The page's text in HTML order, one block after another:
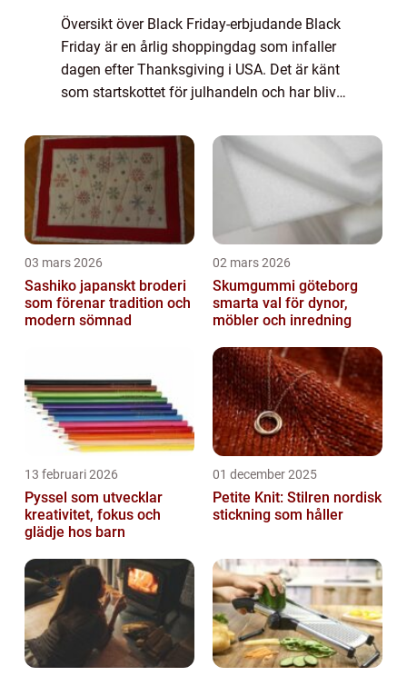
Översikt över Black Friday-erbjudande Black
Friday är en årlig shoppingdag som infaller
dagen efter Thanksgiving i USA. Det är känt
som startskottet för julhandeln och har blivit
shoppinghändelser runt om i världen. Under
de...
03 mars 2026
Sashiko japanskt broderi
som förenar tradition och
modern sömnad
02 mars 2026
Skumgummi göteborg
smarta val för dynor,
möbler och inredning
13 februari 2026
Pyssel som utvecklar
kreativitet, fokus och
glädje hos barn
01 december 2025
Petite Knit: Stilren nordisk
stickning som håller